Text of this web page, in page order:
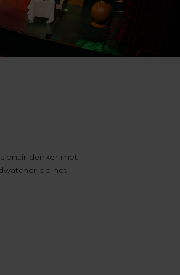
denker met
op het